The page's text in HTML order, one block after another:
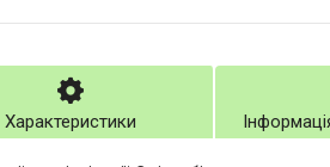
Характеристики